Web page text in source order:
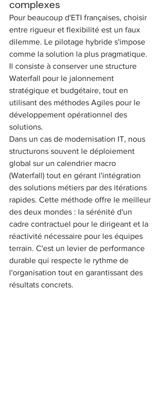
complexes
Pour beaucoup d'ETI françaises, choisir
entre rigueur et flexibilité est un faux
dilemme. Le pilotage hybride s'impose
comme la solution la plus pragmatique.
Il consiste à conserver une structure
Waterfall pour le jalonnement
stratégique et budgétaire, tout en
utilisant des méthodes Agiles pour le
développement opérationnel des
solutions.
Dans un cas de modernisation IT, nous
structurons souvent le déploiement
global sur un calendrier macro
(Waterfall) tout en gérant l'intégration
des solutions métiers par des itérations
rapides. Cette méthode offre le meilleur
des deux mondes : la sérénité d'un
cadre contractuel pour le dirigeant et la
réactivité nécessaire pour les équipes
terrain. C'est un levier de performance
durable qui respecte le rythme de
l'organisation tout en garantissant des
résultats concrets.